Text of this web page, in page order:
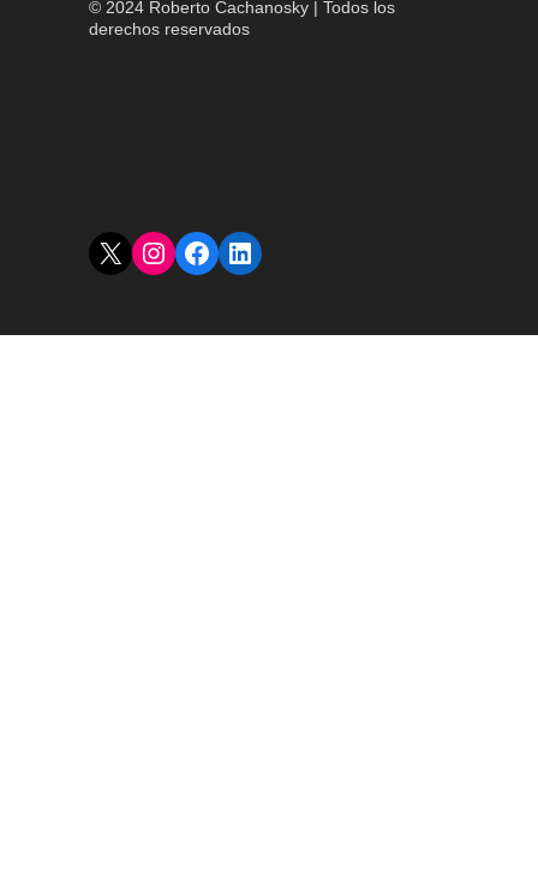
© 2024 Roberto Cachanosky | Todos los
derechos reservados
X Instagram
Facebook
LinkedIn